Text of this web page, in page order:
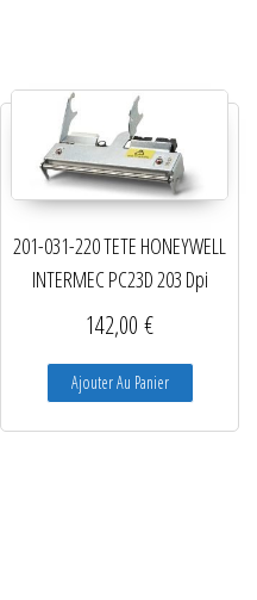
201-031-220 TETE HONEYWELL
INTERMEC PC23D 203 Dpi
142,00€
Ajouter Au Panier